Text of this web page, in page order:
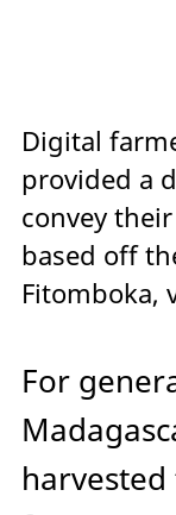
Digital
provided a
convey
based off
Fitomboka,
For